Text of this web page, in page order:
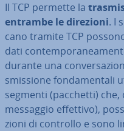
Il TCP permette la
entrambe le direzioni. I
ca­no tramite TCP
dati
durante una
smis­sio­ne fon­da­men­ta­li
segmenti (pacchetti)
messaggio effettivo),
zio­ni di controllo e sono